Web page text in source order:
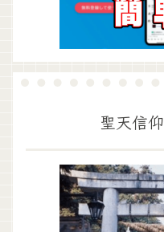
聖天信